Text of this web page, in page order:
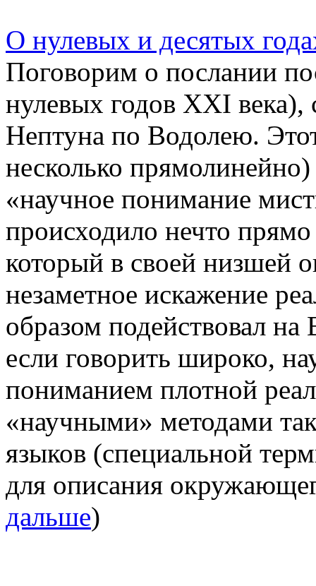
О нулевых и десятых
Поговорим о послании
нулевых годов XXI века),
Нептуна по Водолею.
несколько
«научное понимание
происходило нечто
который в своей низшей
незаметное искажение
образом подействовал на
если говорить широко,
пониманием плотной
«научными» методами
языков (специальной
для описания
дальше)